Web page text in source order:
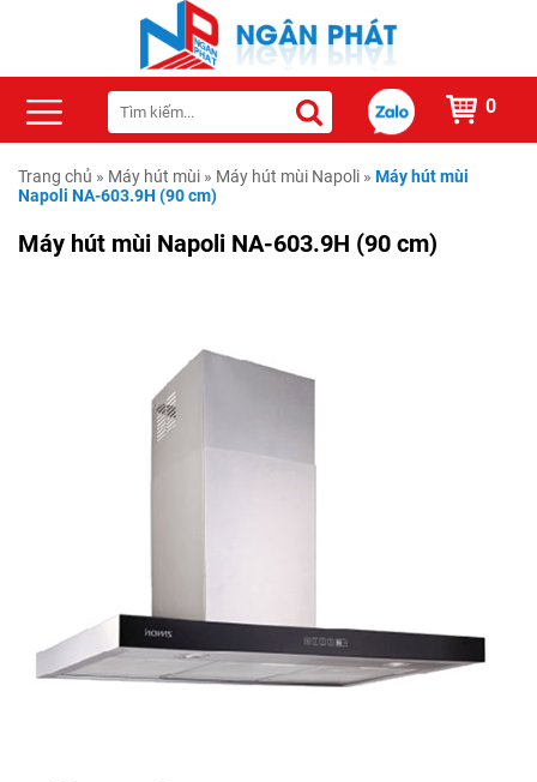
0
Trang chủ » Máy hút mùi » Máy hút mùi Napoli » Máy hút mùi
Napoli NA-603.9H (90 cm)
Máy hút mùi Napoli NA-603.9H (90 cm)